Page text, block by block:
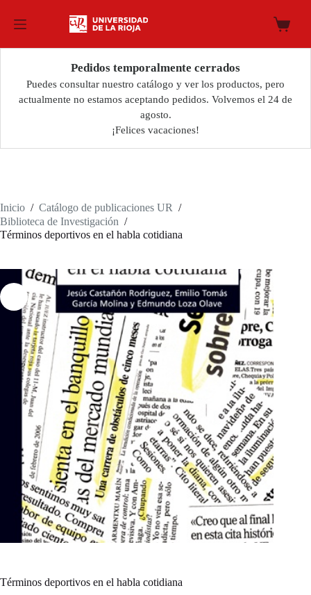
contenido
Carro
Pedidos temporalmente cerrados
Puedes consultar nuestro catálogo y ver los productos, pero
actualmente no estamos aceptando pedidos. Volvemos el 24 de
agosto.
¡Felices vacaciones!
Inicio / Catálogo de publicaciones UR /
Biblioteca de Investigación /
Términos deportivos en el habla cotidiana
Términos deportivos en el habla cotidiana